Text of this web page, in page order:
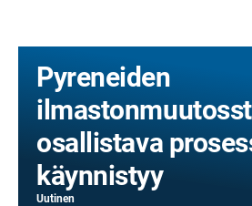
Pyreneiden
osallistava
käynnistyy
Uutinen